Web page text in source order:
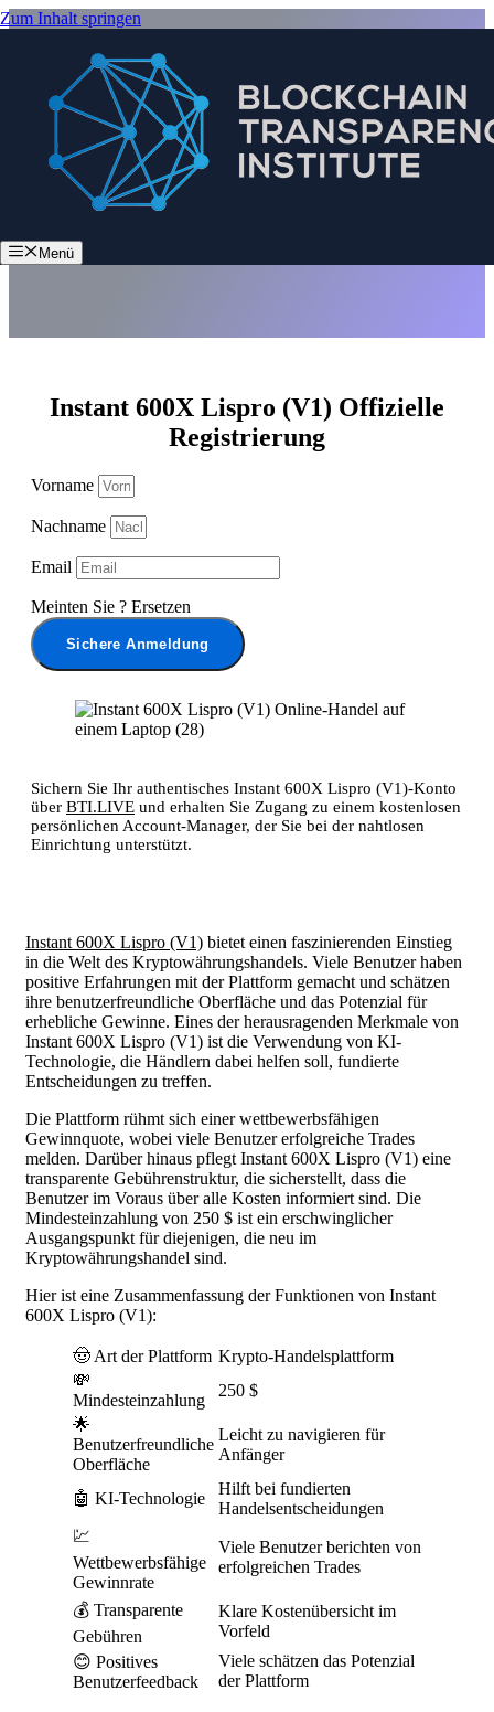
Zum Inhalt springen
Menü
Instant 600X Lispro (V1) Offizielle
Registrierung
Sichern Sie Ihr authentisches Instant 600X Lispro (V1)-Konto
über BTI.LIVE und erhalten Sie Zugang zu einem kostenlosen
persönlichen Account-Manager, der Sie bei der nahtlosen
Einrichtung unterstützt.
Vorname
Nachname
Email
Meinten Sie ? Ersetzen
Sichere Anmeldung
Instant 600X Lispro (V1) bietet einen faszinierenden Einstieg
in die Welt des Kryptowährungshandels. Viele Benutzer haben
positive Erfahrungen mit der Plattform gemacht und schätzen
ihre benutzerfreundliche Oberfläche und das Potenzial für
erhebliche Gewinne. Eines der herausragenden Merkmale von
Instant 600X Lispro (V1) ist die Verwendung von KI-
Technologie, die Händlern dabei helfen soll, fundierte
Entscheidungen zu treffen.
Die Plattform rühmt sich einer wettbewerbsfähigen
Gewinnquote, wobei viele Benutzer erfolgreiche Trades
melden. Darüber hinaus pflegt Instant 600X Lispro (V1) eine
transparente Gebührenstruktur, die sicherstellt, dass die
Benutzer im Voraus über alle Kosten informiert sind. Die
Mindesteinzahlung von 250 $ ist ein erschwinglicher
Ausgangspunkt für diejenigen, die neu im
Kryptowährungshandel sind.
Hier ist eine Zusammenfassung der Funktionen von Instant
600X Lispro (V1):
🤠 Art der Plattform Krypto-Handelsplattform
💸
Mindesteinzahlung
250 $
🌟
Benutzerfreundliche
Oberfläche
Leicht zu navigieren für
Anfänger
🤖 KI-Technologie
Hilft bei fundierten
Handelsentscheidungen
💹
Wettbewerbsfähige
Gewinnrate
Viele Benutzer berichten von
erfolgreichen Trades
💰 Transparente
Gebühren
Klare Kostenübersicht im
Vorfeld
😊 Positives
Benutzerfeedback
Viele schätzen das Potenzial
der Plattform